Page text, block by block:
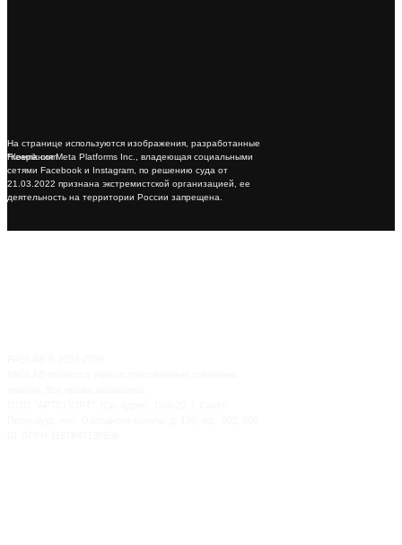
*Компания Meta Platforms Inc., владеющая социальными
сетями Facebook и Instagram, по решению суда от
21.03.2022 признана экстремистской организацией, ее
деятельность на территории России запрещена.
На странице используются изображения, разработанные
Freepik.com